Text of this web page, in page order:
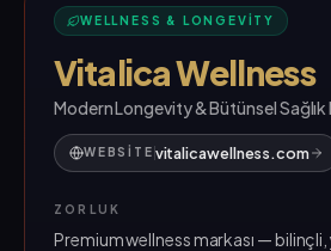
WELLNESS & LONGEVITY
Vitalica Wellness
Modern Longevity & Bütünsel Sağlık
WEBSITE vitalicawellness.com
ZORLUK
Premium wellness markası —